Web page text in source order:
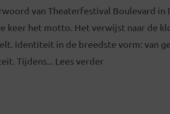
van Theaterfestival Boulevard in
keer het motto. Het verwijst naar de
Identiteit in de breedste vorm: van
Tijdens... Lees verder